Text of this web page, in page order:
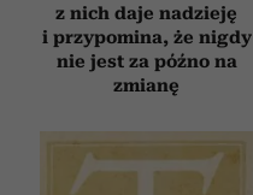
z nich daje nadzieję
i przypomina, że nigdy
nie jest za późno na
zmianę